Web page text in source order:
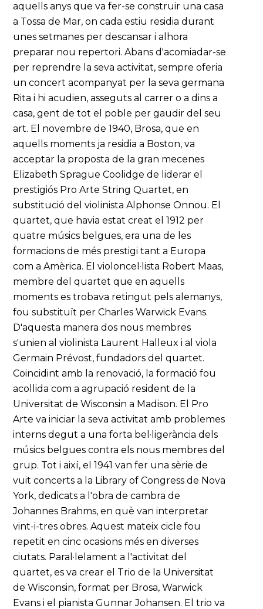
aquells anys que va fer-se construir una casa
a Tossa de Mar, on cada estiu residia durant
unes setmanes per descansar i alhora
preparar nou repertori. Abans d'acomiadar-se
per reprendre la seva activitat, sempre oferia
un concert acompanyat per la seva germana
Rita i hi acudien, asseguts al carrer o a dins a
casa, gent de tot el poble per gaudir del seu
art. El novembre de 1940, Brosa, que en
aquells moments ja residia a Boston, va
acceptar la proposta de la gran mecenes
Elizabeth Sprague Coolidge de liderar el
prestigiós Pro Arte String Quartet, en
substitució del violinista Alphonse Onnou. El
quartet, que havia estat creat el 1912 per
quatre músics belgues, era una de les
formacions de més prestigi tant a Europa
com a Amèrica. El violoncel·lista Robert Maas,
membre del quartet que en aquells
moments es trobava retingut pels alemanys,
fou substituït per Charles Warwick Evans.
D'aquesta manera dos nous membres
s'unien al violinista Laurent Halleux i al viola
Germain Prévost, fundadors del quartet.
Coincidint amb la renovació, la formació fou
acollida com a agrupació resident de la
Universitat de Wisconsin a Madison. El Pro
Arte va iniciar la seva activitat amb problemes
interns degut a una forta bel·ligerància dels
músics belgues contra els nous membres del
grup. Tot i així, el 1941 van fer una sèrie de
vuit concerts a la Library of Congress de Nova
York, dedicats a l'obra de cambra de
Johannes Brahms, en què van interpretar
vint-i-tres obres. Aquest mateix cicle fou
repetit en cinc ocasions més en diverses
ciutats. Paral·lelament a l'activitat del
quartet, es va crear el Trio de la Universitat
de Wisconsin, format per Brosa, Warwick
Evans i el pianista Gunnar Johansen. El trio va